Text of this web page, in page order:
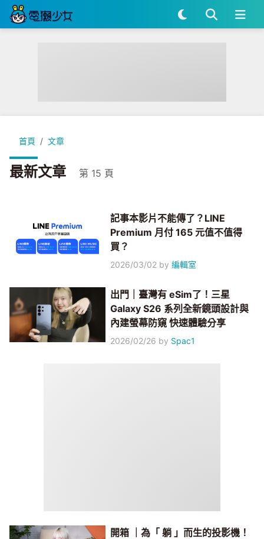
首頁 文章
最新文章 第 15 頁
記事本影片不能傳了？LINE
Premium 月付 165 元值不值得
買？
2026/03/02 by編輯室
出門｜臺灣有 eSim了！三星
Galaxy S26 系列全新鏡頭設計與
內建螢幕防窺 快速體驗分享
2026/02/26 by Spac1
開箱 ｜為「 躺 」而生的投影機！